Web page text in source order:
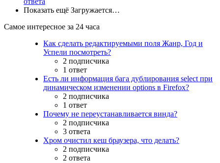
Показать ещё Загружается…
Самое интересное за 24 часа
Как сделать редактируемыми поля Жанр, Год и
Успели посмотреть?
2 подписчика
1 ответ
Есть ли информация бага дублирования select при
динамическом изменении options в Firefox?
2 подписчика
1 ответ
Почему не переустанавливается винда?
2 подписчика
3 ответа
Хром очистил кеш браузера, что делать?
2 подписчика
2 ответа